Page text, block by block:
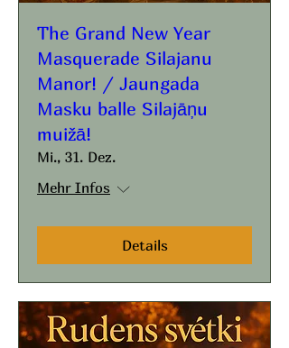
The Grand New Year
Masquerade Silajanu
Manor! / Jaungada
Masku balle Silajāņu
muižā!
Mi., 31. Dez.
Mehr Infos
Details